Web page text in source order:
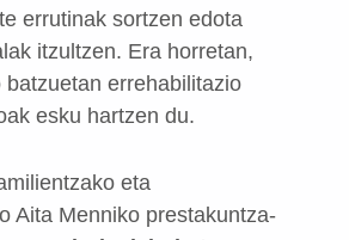
errutinak sortzen edota
itzultzen. Era horretan,
errehabilitazio
esku hartzen du.
eta
Aita Menniko prestakuntza-